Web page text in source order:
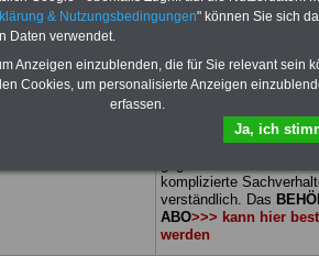
Ratgebern für nur 25,00
Wissenswertesfür
gungsrechtin Bund und
und
Beihilferecht
in
Ländern. Auch für den
Feuerwehr geeignet (u.a.
feuerwehrbeamte.de).
Publikationen sind
komplizierte
verständlich. Das
ABO>>> kann hier
werden
& Nutzungsbedingungen" können Sie sich
Daten verwendet.
Anzeigen einzublenden, die für Sie relevant sein
Cookies, um personalisierte Anzeigen
erfassen.
Ja, ich